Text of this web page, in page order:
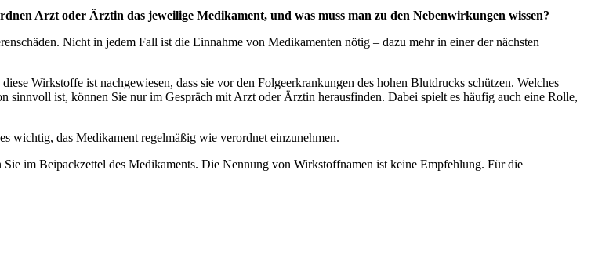
Arzt oder Ärztin das jeweilige Medikament, und was muss man zu den Nebenwirkungen wissen?
Nicht in jedem Fall ist die Einnahme von Medikamenten nötig – dazu mehr in einer der nächsten
Wirkstoffe ist nachgewiesen, dass sie vor den Folgeerkrankungen des hohen Blutdrucks schützen. Welches
sinnvoll ist, können Sie nur im Gespräch mit Arzt oder Ärztin herausfinden. Dabei spielt es häufig auch eine Rolle,
wichtig, das Medikament regelmäßig wie verordnet einzunehmen.
im Beipackzettel des Medikaments. Die Nennung von Wirkstoffnamen ist keine Empfehlung. Für die